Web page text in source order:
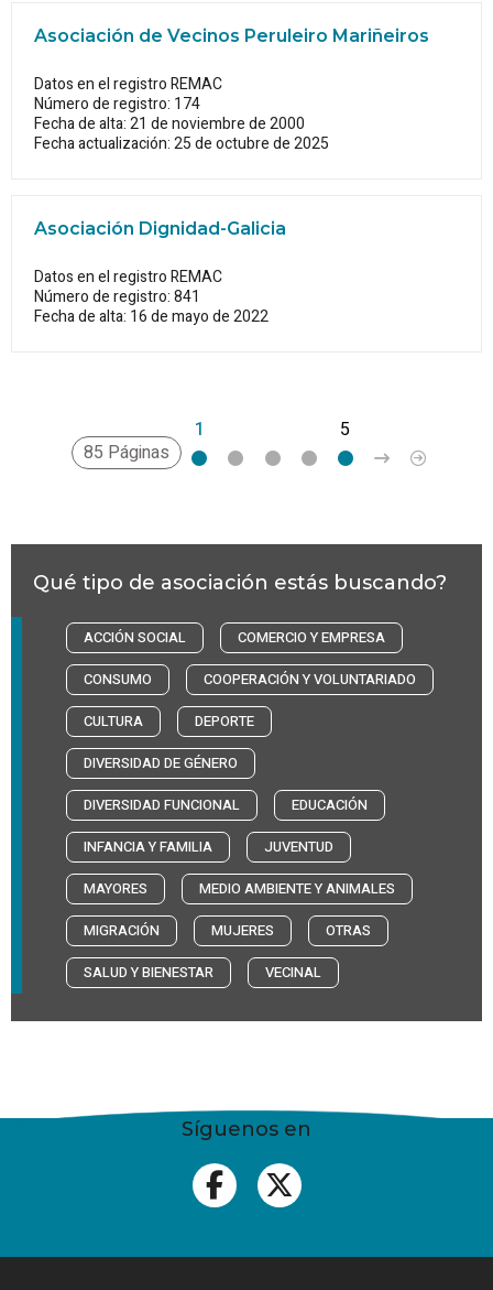
Asociación de Vecinos Peruleiro Mariñeiros
Datos en el registro REMAC
Número de registro: 174
Fecha de alta: 21 de noviembre de 2000
Fecha actualización: 25 de octubre de 2025
Asociación Dignidad-Galicia
Datos en el registro REMAC
Número de registro: 841
Fecha de alta: 16 de mayo de 2022
85 Páginas
1 5
Qué tipo de asociación estás buscando?
ACCIÓN SOCIAL
COMERCIO Y EMPRESA
CONSUMO
COOPERACIÓN Y VOLUNTARIADO
CULTURA
DEPORTE
DIVERSIDAD DE GÉNERO
DIVERSIDAD FUNCIONAL
EDUCACIÓN
INFANCIA Y FAMILIA
JUVENTUD
MAYORES
MEDIO AMBIENTE Y ANIMALES
MIGRACIÓN
MUJERES
OTRAS
SALUD Y BIENESTAR
VECINAL
Síguenos en